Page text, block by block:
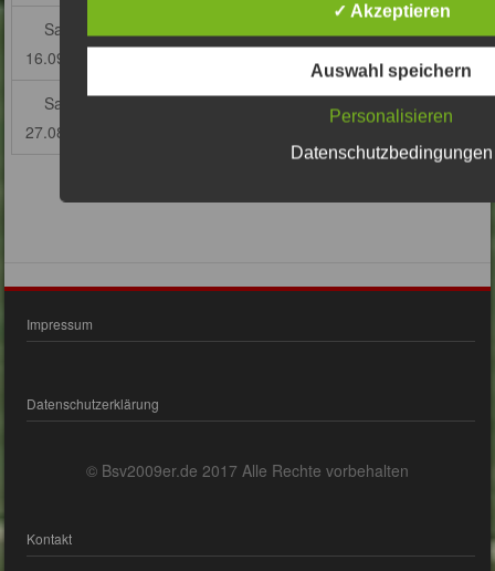
Sa,
16.09.17
SV 2.F (A2)
Sa,
27.08.17
11:00 Turnier
Mini-WM auf dem HFV
Impressum
Datenschutzerklärung
© Bsv2009er.de 2017 Alle Rechte vorbehalten
Kontakt
✓ Akzeptieren
Auswahl speichern
Personalisieren
Datenschutzbedingungen